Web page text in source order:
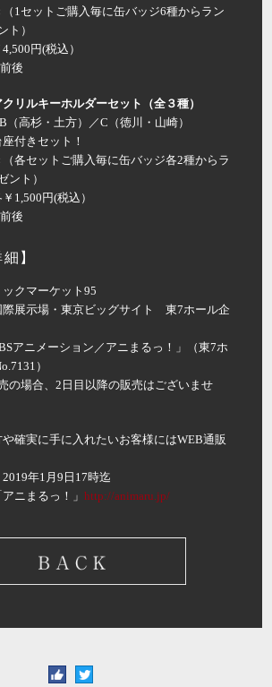
1セットご購入毎に缶バッジ6種からラン
ト）
円(税込）
後
リルキーホルダーセット（全３種）
（高杉・土方）／C（徳川・山崎）
付きセット！
各セットご購入毎に缶バッジ各2種からラ
ント）
1,500円(税込）
後
】
クマーケット95
際展示場・東京ビッグサイト 東7ホール企
アニメーション／アニまるっ！」（東7ホ
）
の場合、2日目以降の販売はございませ
確実に手に入れたいお客様にはWEB通販
年1月9日17時迄
ニまるっ！」http://animaru.jp/